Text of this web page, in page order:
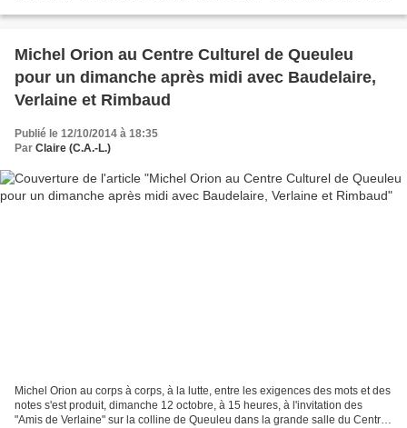
Michel Orion au Centre Culturel de Queuleu
pour un dimanche après midi avec Baudelaire,
Verlaine et Rimbaud
Publié le 12/10/2014 à 18:35
Par Claire (C.A.-L.)
Michel Orion au corps à corps, à la lutte, entre les exigences des mots et des
notes s'est produit, dimanche 12 octobre, à 15 heures, à l'invitation des
"Amis de Verlaine" sur la colline de Queuleu dans la grande salle du Centre